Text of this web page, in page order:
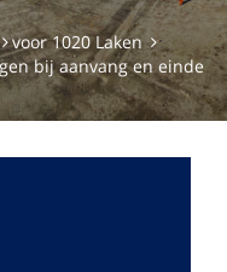
voor 1020 Laken
bij aanvang en einde